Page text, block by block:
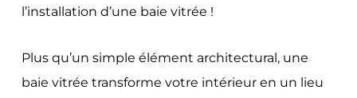
l’installation d’une baie vitrée !
Plus qu’un simple élément architectural, une
baie vitrée transforme votre intérieur en un lieu